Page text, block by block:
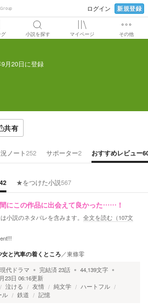
ログイン 新規登録
グ 小説を探す マイページ その他
月20日に登録
共有
ノート252 サポーター2 おすすめレビュー
42 ★をつけた小説567
にこの作品に出会えて良かった……！
小説のネタバレを含みます。 全文を読む（107文
と汽車の着くところ ／東條零
現代ドラマ 完結済23話 44,139文字
23日 06:16更新
泣ける 友情 純文学
ハートフル
ル
鉄道 記憶